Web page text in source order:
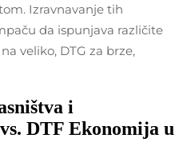
Izravnavanje tih
da ispunjava različite
veliko, DTG za brze,
i
DTF Ekonomija u